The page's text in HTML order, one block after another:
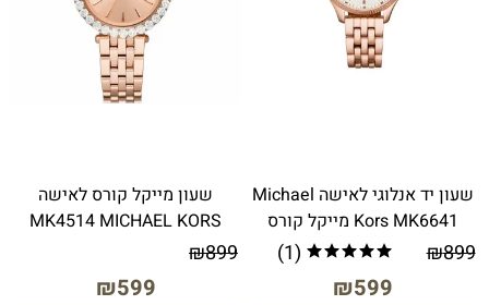
שעון יד אנלוגי לאישה Michael
Kors MK6641 מייקל קורס
₪899
₪599
(1)
שעון מייקל קורס לאישה
MK4514 MICHAEL KORS
₪899
₪599